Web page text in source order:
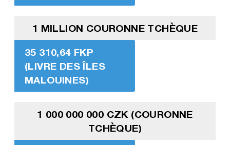
1 MILLION COURONNE TCHÈQUE
35 310,64 FKP
(LIVRE DES ÎLES
MALOUINES)
1 000 000 000 CZK (COURONNE
TCHÈQUE)